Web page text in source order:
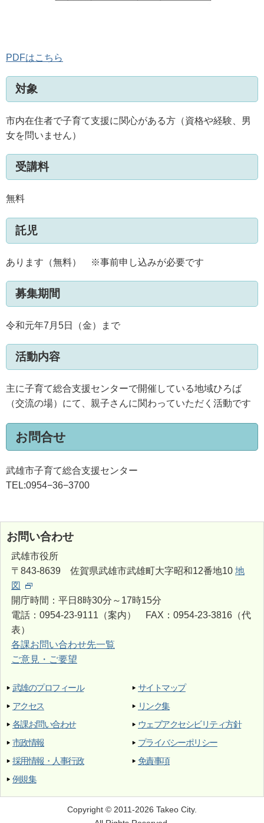
PDFはこちら
対象
市内在住者で子育て支援に関心がある方（資格や経験、男
女を問いません）
受講料
無料
託児
あります（無料） ※事前申し込みが必要です
募集期間
令和元年7月5日（金）まで
活動内容
主に子育て総合支援センターで開催している地域ひろば
（交流の場）にて、親子さんに関わっていただく活動です
お問合せ
武雄市子育て総合支援センター
TEL:0954−36−3700
お問い合わせ
武雄市役所
〒843-8639 佐賀県武雄市武雄町大字昭和12番地10 地
図
開庁時間：平日8時30分～17時15分
電話：0954-23-9111（案内） FAX：0954-23-3816（代
表）
各課お問い合わせ先一覧
ご意見・ご要望
武雄のプロフィール
アクセス
各課お問い合わせ
市政情報
採用情報・人事行政
例規集
サイトマップ
リンク集
ウェブアクセシビリティ方針
プライバシーポリシー
免責事項
Copyright © 2011-2026 Takeo City.